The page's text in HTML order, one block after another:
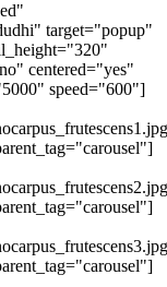
target="popup"
centered="yes"
speed="600"]